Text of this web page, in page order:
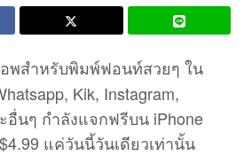
พสำหรับพิมพ์ฟอนท์สวยๆ ใน
Kik, Instagram,
อื่นๆ กำลังแจกฟรีบน iPhone
แค่วันนี้วันเดียวเท่านั้น